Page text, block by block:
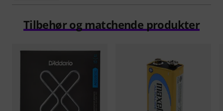
Tilbehør og matchende produkter